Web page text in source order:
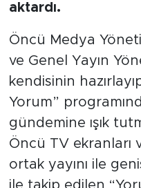
aktardı.
Öncü Medya
ve Genel Yayın
kendisinin
Yorum”
gündemine ışık
Öncü TV ekranları
ortak yayını ile